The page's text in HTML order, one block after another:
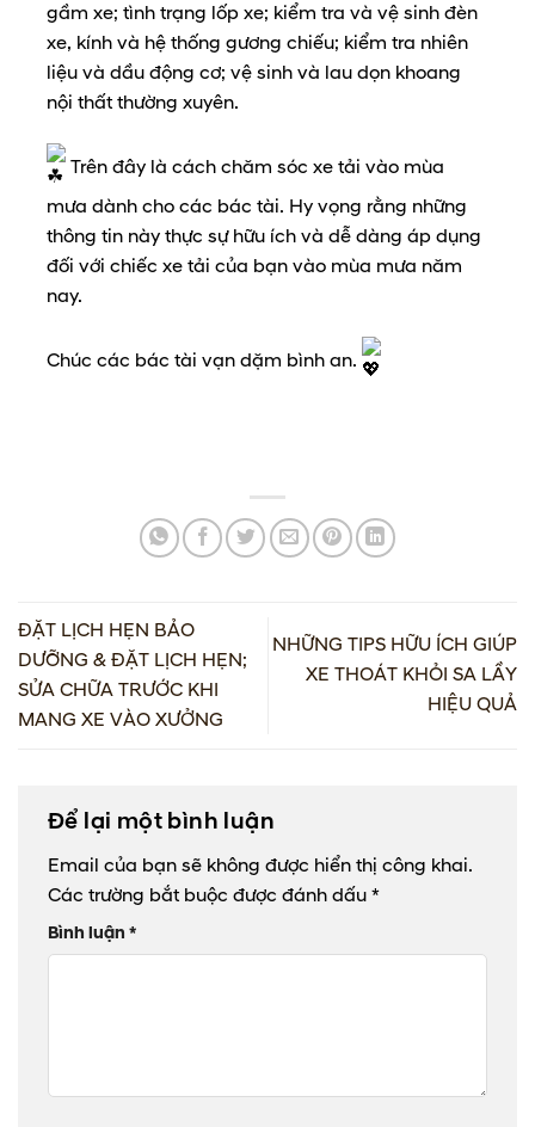
gầm xe; tình trạng lốp xe; kiểm tra và vệ sinh đèn
xe, kính và hệ thống gương chiếu; kiểm tra nhiên
liệu và dầu động cơ; vệ sinh và lau dọn khoang
nội thất thường xuyên.
Trên đây là cách chăm sóc xe tải vào mùa
mưa dành cho các bác tài. Hy vọng rằng những
thông tin này thực sự hữu ích và dễ dàng áp dụng
đối với chiếc xe tải của bạn vào mùa mưa năm
nay.
Chúc các bác tài vạn dặm bình an.
ĐẶT LỊCH HẸN BẢO
DƯỠNG & ĐẶT LỊCH HẸN;
SỬA CHỮA TRƯỚC KHI
MANG XE VÀO XƯỞNG
NHỮNG TIPS HỮU ÍCH GIÚP
XE THOÁT KHỎI SA LẦY
HIỆU QUẢ
Để lại một bình luận
Email của bạn sẽ không được hiển thị công khai.
Các trường bắt buộc được đánh dấu *
Bình luận *